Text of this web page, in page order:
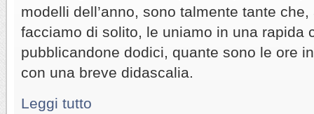
modelli dell’anno, sono talmente tante
facciamo di solito, le uniamo in una rapida
pubblicandone dodici, quante sono le ore
con una breve didascalia.
Leggi tutto